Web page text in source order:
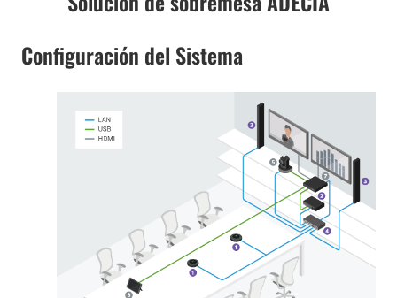
Configuración del Sistema